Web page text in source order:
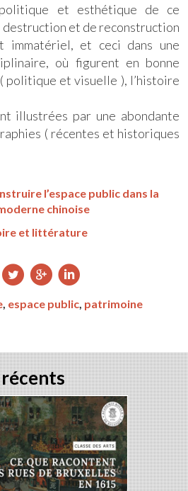
politique et esthétique de ce
destruction et de reconstruction
immatériel, et ceci dans une
où figurent en bonne
politique et visuelle ), l’histoire
illustrées par une abondante
( récentes et historiques
l’espace public dans la
chinoise
et littérature
Partager
sur
Partager
sur sur
, espace public, patrimoine